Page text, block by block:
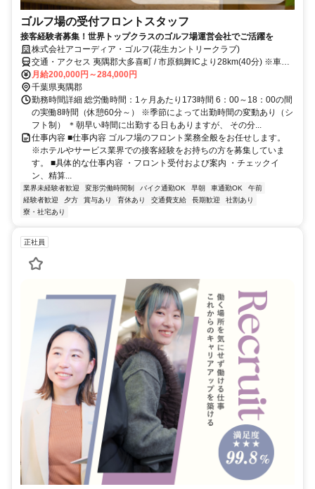
ゴルフ場の受付フロントスタッフ
接客経験者募集！世界トップクラスのゴルフ場運営会社でご活躍を
株式会社アコーディア・ゴルフ(花生カントリークラブ)
交通・アクセス 夷隅郡大多喜町 / 市原鶴舞ICより28km(40分) ※車・
バイク通勤OK
月給200,000円～284,000円
千葉県夷隅郡
勤務時間詳細 総労働時間：1ヶ月あたり173時間 6：00～18：00の間
の実働8時間（休憩60分～） ※季節によって出勤時間の変動あり（シ
フト制） ＊朝早い時間に出勤する日もありますが、 その分...
仕事内容 ■仕事内容 ゴルフ場のフロント業務全般をお任せします。
※ホテルやサービス業界での接客経験をお持ちの方を募集していま
す。 ■具体的な仕事内容 ・フロント受付および案内 ・チェックイ
ン、精算...
業界未経験者歓迎 変形労働時間制 バイク通勤OK 早朝 車通勤OK
午前
経験者歓迎
夕方 賞与あり 育休あり 交通費支給 長期歓迎
社割あり
寮・社宅あり
正社員